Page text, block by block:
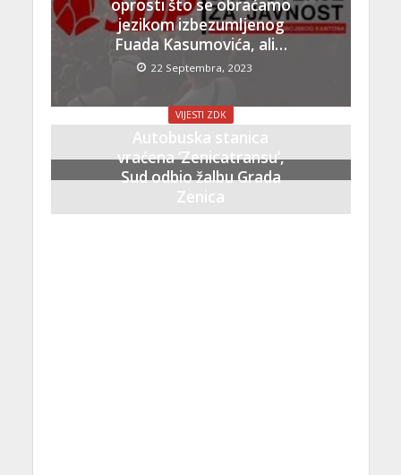
oprosti što se obraćamo
jezikom izbezumljenog
Fuada Kasumovića, ali…
22 Septembra, 2023
VIJESTI ZDK
Autobuska stanica
vraćena ‘Zenicatransu’,
Sud odbio žalbu Grada
Zenica